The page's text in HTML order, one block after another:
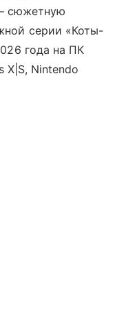
сюжетную
серии «Коты-
года на ПК
X|S, Nintendo